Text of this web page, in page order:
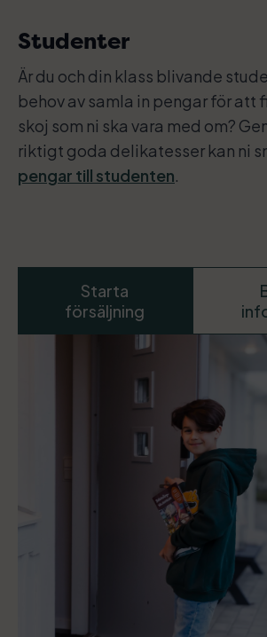
Studenter
Är du och din klass blivande
behov av samla in pengar för att
skoj som ni ska vara med om?
riktigt goda delikatesser kan ni
pengar till studenten.
Starta
försäljning